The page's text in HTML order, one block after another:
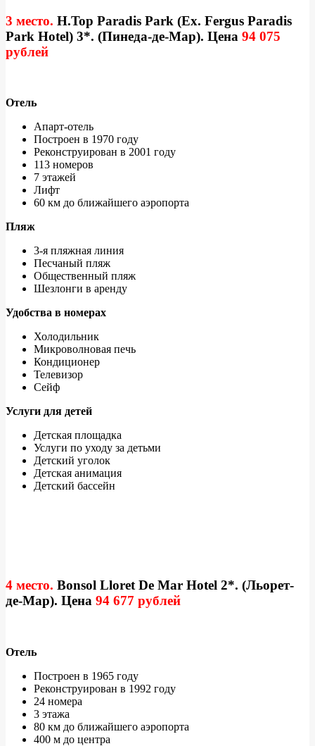
3 место. H.Top Paradis Park (Ex. Fergus Paradis
Park Hotel) 3*. (Пинеда-де-Мар). Цена 94 075
рублей
Отель
Апарт-отель
Построен в 1970 году
Реконструирован в 2001 году
113 номеров
7 этажей
Лифт
60 км до ближайшего аэропорта
Пляж
3-я пляжная линия
Песчаный пляж
Общественный пляж
Шезлонги в аренду
Удобства в номерах
Холодильник
Микроволновая печь
Кондиционер
Телевизор
Сейф
Услуги для детей
Детская площадка
Услуги по уходу за детьми
Детский уголок
Детская анимация
Детский бассейн
4 место. Bonsol Lloret De Mar Hotel 2*. (Льорет-
де-Мар). Цена 94 677 рублей
Отель
Построен в 1965 году
Реконструирован в 1992 году
24 номера
3 этажа
80 км до ближайшего аэропорта
400 м до центра